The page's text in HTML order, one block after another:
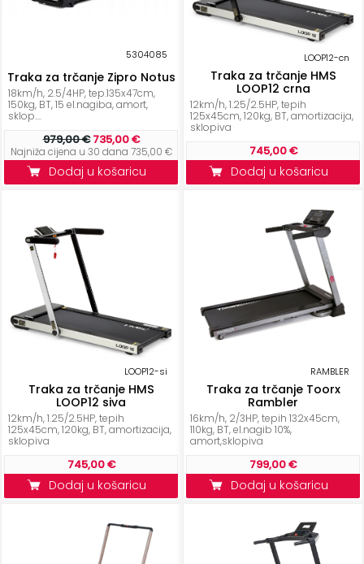
5304085
Traka za trčanje Zipro Notus
18km/h, 2.5/4HP, tep.135x47cm,
150kg, BT, 15 el.nagiba, amort,
sklop....
979,00 €735,00 €
Najniža cijena u 30 dana 735,00 €
Dodaj u košaricu
LOOP12-cn
Traka za trčanje HMS
LOOP12 crna
12km/h, 1.25/2.5HP, tepih
125x45cm, 120kg, BT, amortizacija,
sklopiva
745,00 €
Dodaj u košaricu
LOOP12-si
Traka za trčanje HMS
LOOP12 siva
12km/h, 1.25/2.5HP, tepih
125x45cm, 120kg, BT, amortizacija,
sklopiva
745,00 €
Dodaj u košaricu
RAMBLER
Traka za trčanje Toorx
Rambler
16km/h, 2/3HP, tepih 132x45cm,
110kg, BT, el.nagib 10%,
amort,sklopiva
799,00 €
Dodaj u košaricu